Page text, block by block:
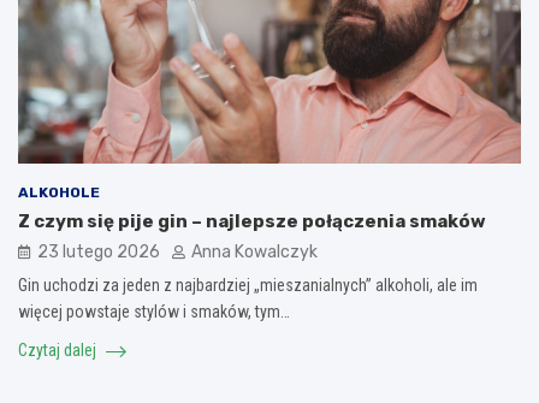
ALKOHOLE
Z czym się pije gin – najlepsze połączenia smaków
23 lutego 2026 Anna Kowalczyk
Gin uchodzi za jeden z najbardziej „mieszanialnych” alkoholi, ale im
więcej powstaje stylów i smaków, tym…
Czytaj dalej